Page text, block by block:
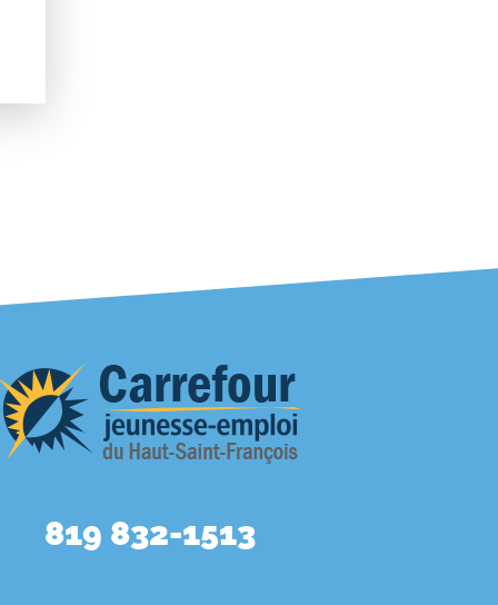
819 832-1513